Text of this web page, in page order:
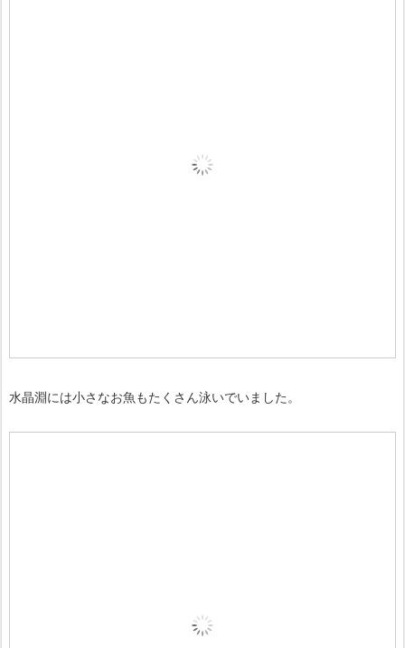
水晶淵には小さなお魚もたくさん泳いでいました。